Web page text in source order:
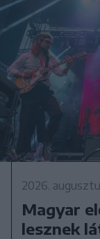
2026.
Magyar
lesznek